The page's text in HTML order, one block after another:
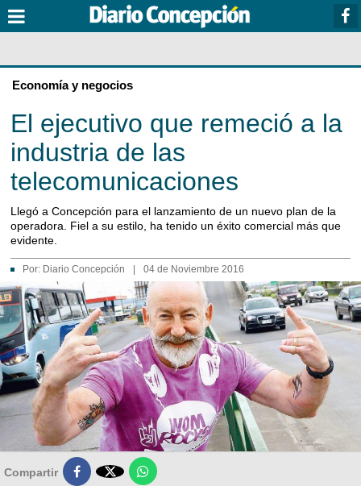
Economía y negocios
El ejecutivo que remeció a la
industria de las
telecomunicaciones
Llegó a Concepción para el lanzamiento de un nuevo plan de la
operadora. Fiel a su estilo, ha tenido un éxito comercial más que
evidente.
Por: Diario Concepción 04 de Noviembre 2016
Compartir 